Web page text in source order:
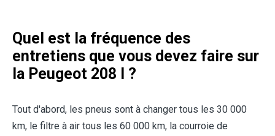
Quel est la fréquence des
entretiens que vous devez faire sur
la Peugeot 208 I ?
Tout d'abord, les pneus sont à changer tous les 30 000
km, le filtre à air tous les 60 000 km, la courroie de